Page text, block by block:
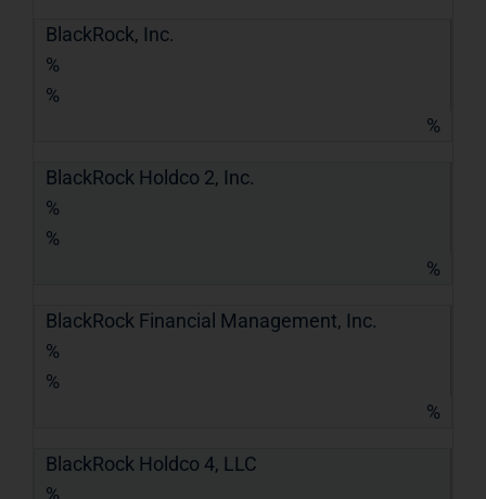
BlackRock, Inc.
%
%
%
BlackRock Holdco 2, Inc.
%
%
%
BlackRock Financial Management, Inc.
%
%
%
BlackRock Holdco 4, LLC
%